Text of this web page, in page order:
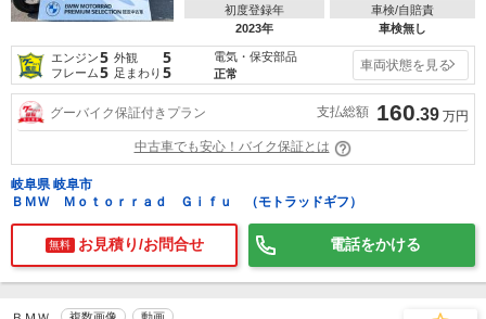
初度登録年
2023年
車検/自賠責
車検無し
エンジン5 外観 5
フレーム5 足まわり 5
電気・保安部品
正常
車両状態を見る
グーバイク保証付きプラン 支払総額 160.39 万円
中古車でも安心！バイク保証とは
岐阜県 岐阜市
ＢＭＷ Ｍｏｔｏｒｒａｄ Ｇｉｆｕ （モトラッドギフ）
無料 お見積り/お問合せ 電話をかける